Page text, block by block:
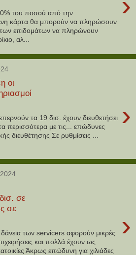
του ποσού από την
κάρτα θα μπορούν να πληρώσουν
των επιδομάτων να πληρώνουν
αλ...
οι
›
τα 19 δισ. έχουν διευθετήσει
περισσότερα με τις... επώδυνες
διευθέτησης Σε ρυθμίσεις ...
σε
σε
›
των servicers αφορούν μικρές
και πολλά έχουν ως
Άκρως επώδυνη για χιλιάδες